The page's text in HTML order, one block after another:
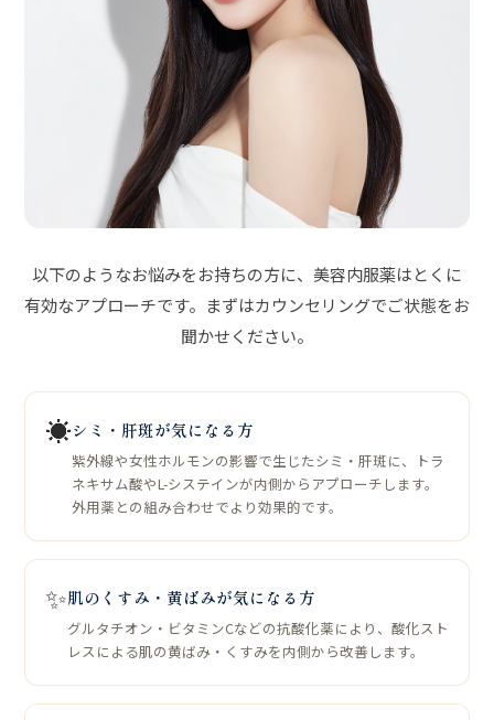
以下のようなお悩みをお持ちの方に、美容内服薬はとくに
有効なアプローチです。まずはカウンセリングでご状態をお
聞かせください。
☀シミ・肝斑が気になる方
紫外線や女性ホルモンの影響で生じたシミ・肝斑に、トラ
ネキサム酸やL-システインが内側からアプローチします。
外用薬との組み合わせでより効果的です。
✨肌のくすみ・黄ばみが気になる方
グルタチオン・ビタミンCなどの抗酸化薬により、酸化スト
レスによる肌の黄ばみ・くすみを内側から改善します。